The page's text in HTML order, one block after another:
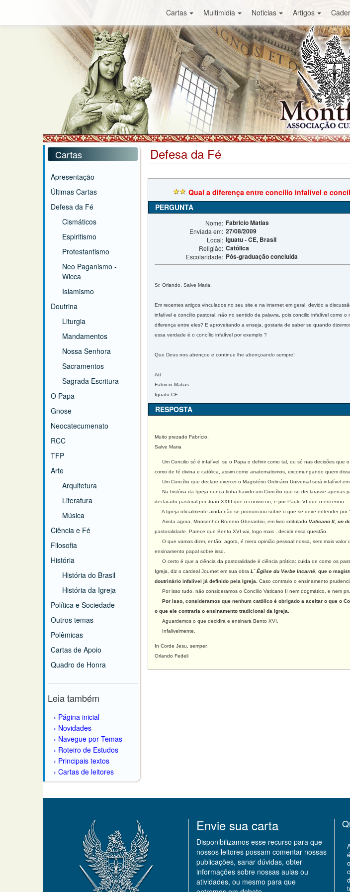
Cartas Multimidia Noticias Artigos
Cartas
Apresentação
Últimas Cartas
Defesa da Fé
Cismáticos
Espiritismo
Protestantismo
Neo Paganismo -
Wicca
Islamismo
Doutrina
Liturgia
Mandamentos
Nossa Senhora
Sacramentos
Sagrada Escritura
O Papa
Gnose
Neocatecumenato
RCC
TFP
Arte
Arquitetura
Literatura
Música
Ciência e Fé
Filosofia
História
História do Brasil
História da Igreja
Política e Sociedade
Outros temas
Polêmicas
Cartas de Apoio
Quadro de Honra
Leia também
Página inicial
Novidades
Navegue por Temas
Roteiro de Estudos
Principais textos
Cartas de leitores
Defesa da Fé
Qual a diferença entre concílio infalível e
PERGUNTA
Nome: Fabricio Matias
Enviada em: 27/08/2009
Local: Iguatu - CE, Brasil
Religião: Católica
Escolaridade: Pós-graduação concluída
Sr. Orlando, Salve Maria,
Em recentes artigos vinculados no seu site e na internet em geral, devido a
infalível e concílio pastoral, não no sentido da palavra, pois concilio infalível como
diferença entre eles? E aproveitando a enseja, gostaria de saber se quando
essa verdade é o concílio infalível por exemplo ?
Que Deus nos abençoe e continue lhe abençoando sempre!
Att
Fabricio Matias
Iguatu-CE
RESPOSTA
Muito prezado Fabrício,
Salve Maria
Um Concilio só é infalível, se o Papa o definir como tal, ou só nas decisões que
como de fé divina e católica, assim como anatematismos, excomungando quem
Um Concílio que declare exercer o Magistério Ordinário Universal será infalível
Na história da Igreja nunca tinha havido um Concílio que se declarasse apenas
declarado pastoral por Joao XXIII que o convocou, e por Paulo VI que o encerrou.
A Igreja oficialmente ainda não se pronunciou sobre o que se deve entender por“
Ainda agora, Monsenhor Brunero Gherardini, em livro intitulado Vaticano II, un
pastoralidade. Parece que Bento XVI vai, logo mais , decidir essa questão.
O que vamos dizer, então, agora, é mera opinião pessoal nossa, sem mais
ensinamento papal sobre isso.
O certo é que a ciência da pastoralidade é ciência prática: cuida de como os
Igreja, diz o cardeal Journet em sua obra L´ Église du Verbe Incarné , que o
doutrinário infalível já definido pela Igreja.
Caso contrario o ensinamento
Por isso tudo, não consideramos o Concílio Vaticano II nem dogmático, e nem
Por isso, consideramos que nenhum católico é obrigado a aceitar o que o
o que ele contraria o ensinamento tradicional da Igreja.
Aguardemos o que decidirá e ensinará Bento XVI.
Infalivelmente.
In Corde Jesu, semper,
Orlando Fedeli
Envie sua carta
Disponibilizamos esse recurso para que
nossos leitores possam comentar nossas
publicações, sanar dúvidas, obter
informações sobre nossas aulas ou
atividades, ou mesmo para que